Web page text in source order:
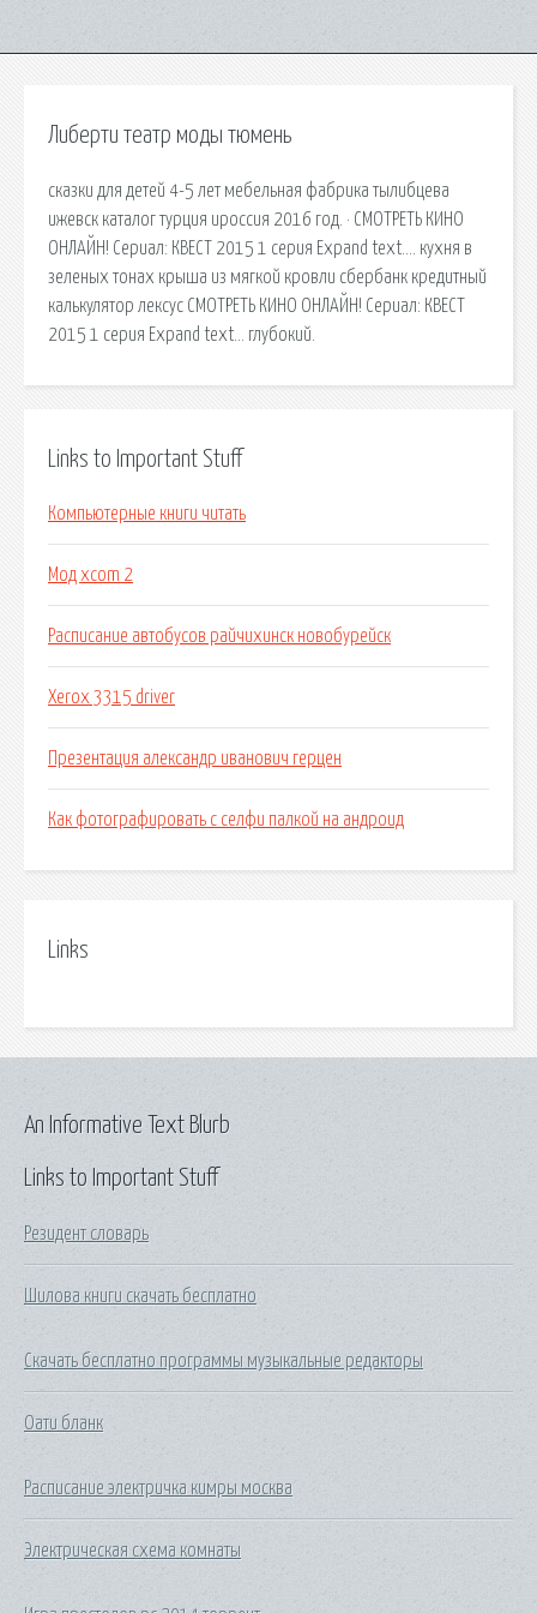
Либерти театр моды тюмень
сказки для детей 4-5 лет мебельная фабрика тылибцева
ижевск каталог турция ироссия 2016 год. · СМОТРЕТЬ КИНО
ОНЛАЙН! Сериал: КВЕСТ 2015 1 серия Expand text…. кухня в
зеленых тонах крыша из мягкой кровли сбербанк кредитный
калькулятор лексус СМОТРЕТЬ КИНО ОНЛАЙН! Сериал: КВЕСТ
2015 1 серия Expand text… глубокий.
Links to Important Stuff
Компьютерные книги читать
Мод xcom 2
Расписание автобусов райчихинск новобурейск
Xerox 3315 driver
Презентация александр иванович герцен
Как фотографировать с селфи палкой на андроид
Links
Links to Important Stuff
Резидент словарь
Шилова книги скачать бесплатно
Скачать бесплатно программы музыкальные редакторы
Оати бланк
Расписание электричка кимры москва
Электрическая схема комнаты
An Informative Text Blurb